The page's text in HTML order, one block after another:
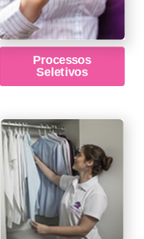
Processos
Seletivos